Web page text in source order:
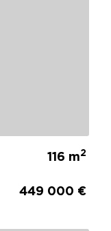
116 m2
449 000 €